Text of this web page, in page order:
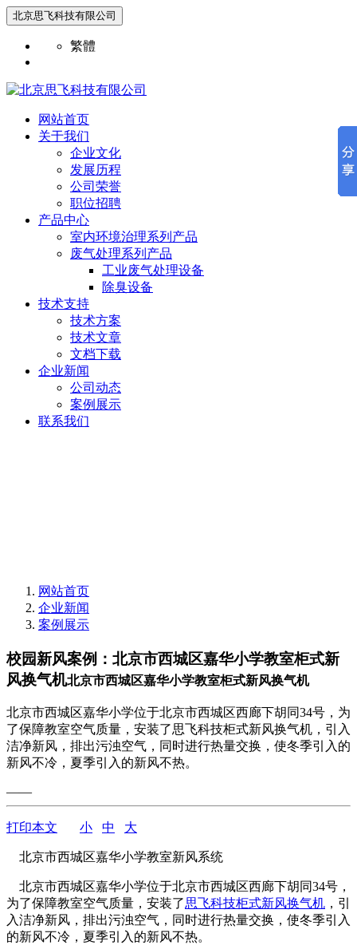
北京思飞科技有限公司
繁體
网站首页
关于我们
企业文化
发展历程
公司荣誉
职位招聘
产品中心
室内环境治理系列产品
废气处理系列产品
工业废气处理设备
除臭设备
技术支持
技术方案
技术文章
文档下载
企业新闻
公司动态
案例展示
联系我们
网站首页
企业新闻
案例展示
校园新风案例：北京市西城区嘉华小学教室柜式新
风换气机北京市西城区嘉华小学教室柜式新风换气机
北京市西城区嘉华小学位于北京市西城区西廊下胡同34号，为
了保障教室空气质量，安装了思飞科技柜式新风换气机，引入
洁净新风，排出污浊空气，同时进行热量交换，使冬季引入的
新风不冷，夏季引入的新风不热。
——
打印本文 小 中 大
北京市西城区嘉华小学教室新风系统
北京市西城区嘉华小学位于北京市西城区西廊下胡同34号，
为了保障教室空气质量，安装了思飞科技柜式新风换气机 ，引
入洁净新风，排出污浊空气，同时进行热量交换，使冬季引入
的新风不冷，夏季引入的新风不热。